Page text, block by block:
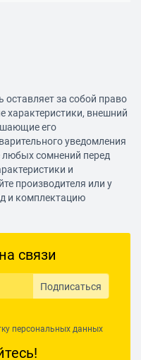
за собой право
характеристики, внешний
его
уведомления
любых сомнений перед
и
производителя или у
и комплектацию
связи
Подписаться
персональных данных